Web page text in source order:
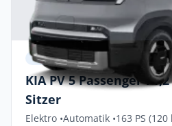
Privat & Gewerbe
KIA PV 5 Passenger
Sitzer
Elektro •Automatik •163 PS (120